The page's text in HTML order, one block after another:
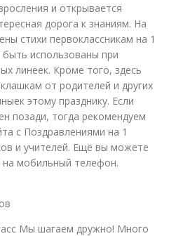
и открывается
дорога к знаниям. На
стихи первоклассникам на 1
использованы при
линеек. Кроме того, здесь
от родителей и других
этому празднику. Если
позади, тогда рекомендуем
с Поздравлениями на 1
и учителей. Ещё вы можете
на мобильный телефон.
Мы шагаем дружно! Много